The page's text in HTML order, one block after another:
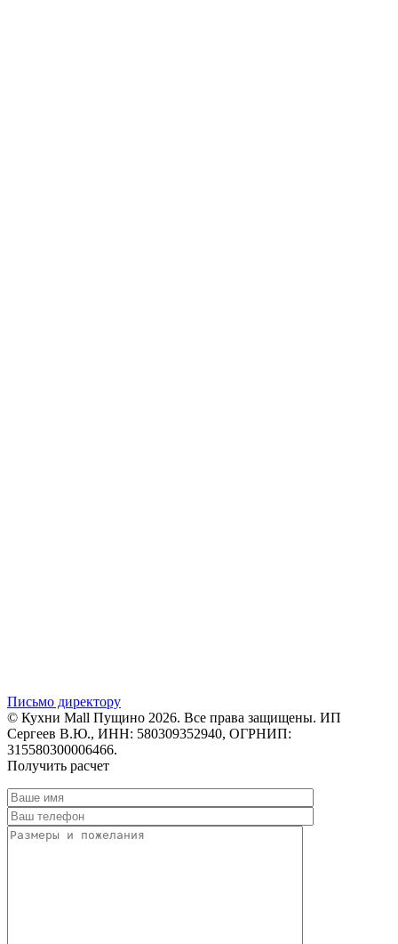
Письмо директору
© Кухни Mall Пущино 2026. Все права защищены. ИП
Сергеев В.Ю., ИНН: 580309352940, ОГРНИП:
315580300006466.
Получить расчет